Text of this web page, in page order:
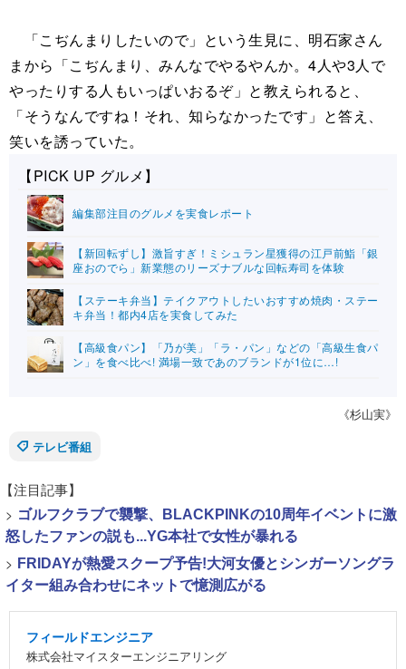
「こぢんまりしたいので」という生見に、明石家さん
まから「こぢんまり、みんなでやるやんか。4人や3人で
やったりする人もいっぱいおるぞ」と教えられると、
「そうなんですね！それ、知らなかったです」と答え、
笑いを誘っていた。
【PICK UP グルメ】
編集部注目のグルメを実食レポート
【新回転ずし】激旨すぎ！ミシュラン星獲得の江戸前鮨「銀
座おのでら」新業態のリーズナブルな回転寿司を体験
【ステーキ弁当】テイクアウトしたいおすすめ焼肉・ステー
キ弁当！都内4店を実食してみた
【高級食パン】「乃が美」「ラ・パン」などの「高級生食パ
ン」を食べ比べ! 満場一致であのブランドが1位に…!
《杉山実》
テレビ番組
【注目記事】
> ゴルフクラブで襲撃、BLACKPINKの10周年イベントに激
怒したファンの説も...YG本社で女性が暴れる
> FRIDAYが熱愛スクープ予告!大河女優とシンガーソングラ
イター組み合わせにネットで憶測広がる
フィールドエンジニア
株式会社マイスターエンジニアリング